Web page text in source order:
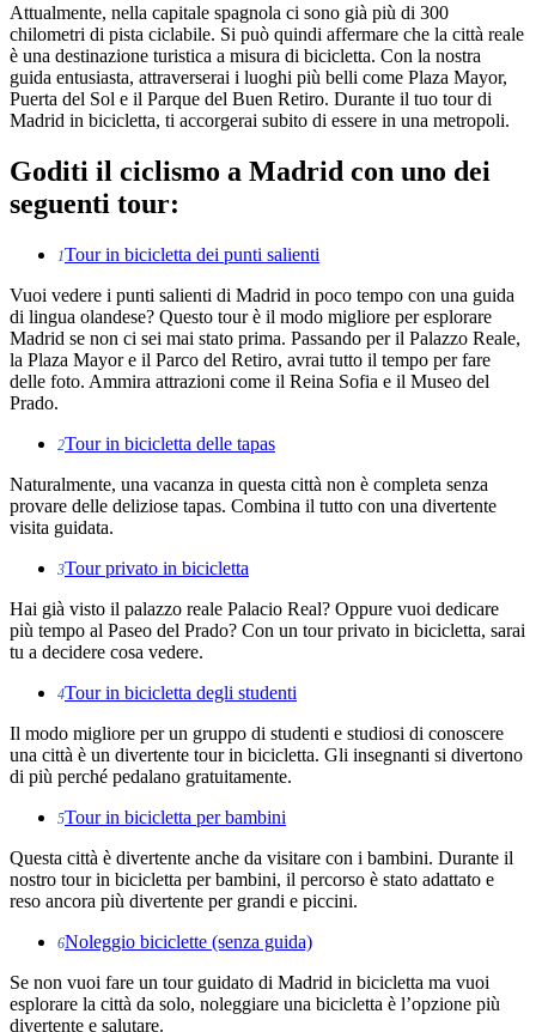
Attualmente, nella capitale spagnola ci sono già più di 300
chilometri di pista ciclabile. Si può quindi affermare che la città reale
è una destinazione turistica a misura di bicicletta. Con la nostra
guida entusiasta, attraverserai i luoghi più belli come Plaza Mayor,
Puerta del Sol e il Parque del Buen Retiro. Durante il tuo tour di
Madrid in bicicletta, ti accorgerai subito di essere in una metropoli.
Goditi il ciclismo a Madrid con uno dei
seguenti tour:
1Tour in bicicletta dei punti salienti
Vuoi vedere i punti salienti di Madrid in poco tempo con una guida
di lingua olandese? Questo tour è il modo migliore per esplorare
Madrid se non ci sei mai stato prima. Passando per il Palazzo Reale,
la Plaza Mayor e il Parco del Retiro, avrai tutto il tempo per fare
delle foto. Ammira attrazioni come il Reina Sofia e il Museo del
Prado.
2Tour in bicicletta delle tapas
Naturalmente, una vacanza in questa città non è completa senza
provare delle deliziose tapas. Combina il tutto con una divertente
visita guidata.
3Tour privato in bicicletta
Hai già visto il palazzo reale Palacio Real? Oppure vuoi dedicare
più tempo al Paseo del Prado? Con un tour privato in bicicletta, sarai
tu a decidere cosa vedere.
4Tour in bicicletta degli studenti
Il modo migliore per un gruppo di studenti e studiosi di conoscere
una città è un divertente tour in bicicletta. Gli insegnanti si divertono
di più perché pedalano gratuitamente.
5Tour in bicicletta per bambini
Questa città è divertente anche da visitare con i bambini. Durante il
nostro tour in bicicletta per bambini, il percorso è stato adattato e
reso ancora più divertente per grandi e piccini.
6Noleggio biciclette (senza guida)
Se non vuoi fare un tour guidato di Madrid in bicicletta ma vuoi
esplorare la città da solo, noleggiare una bicicletta è l’opzione più
divertente e salutare.